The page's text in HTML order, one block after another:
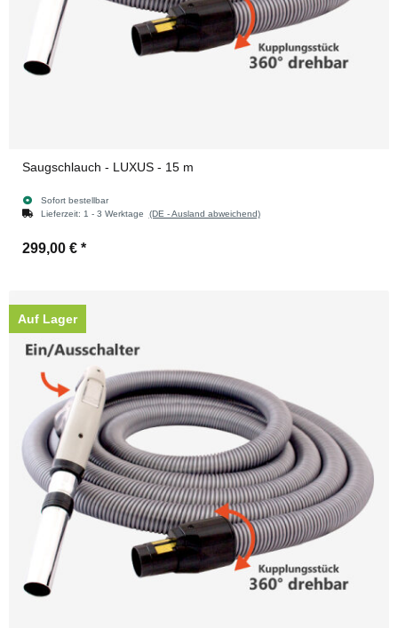
Saugschlauch - LUXUS - 15 m
Sofort bestellbar
Lieferzeit: 1 - 3 Werktage (DE - Ausland abweichend)
299,00 € *
Auf Lager